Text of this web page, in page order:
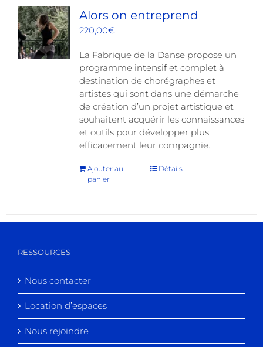
Alors on entreprend
220,00€
La Fabrique de la Danse propose un
programme intensif et complet à
destination de chorégraphes et
artistes qui sont dans une démarche
de création d’un projet artistique et
souhaitent acquérir les connaissances
et outils pour développer plus
efficacement leur compagnie.
Ajouter au
panier
Détails
RESSOURCES
Nous contacter
Location d’espaces
Nous rejoindre